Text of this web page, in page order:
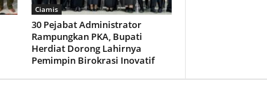
Ciamis
30 Pejabat Administrator
Rampungkan PKA, Bupati
Herdiat Dorong Lahirnya
Pemimpin Birokrasi Inovatif